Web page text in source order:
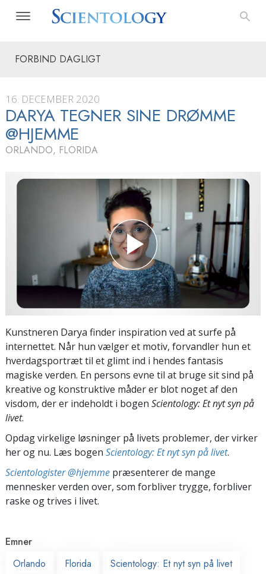
FORBIND DAGLIGT
16. DECEMBER 2020
DARYA TEGNER SINE DRØMME
@HJEMME
ORLANDO, FLORIDA
Kunstneren Darya finder inspiration ved at surfe på
internettet. Når hun vælger et motiv, forvandler hun et
hverdagsportræt til et glimt ind i hendes fantasis
magiske verden. En persons evne til at bruge sit sind på
kreative og konstruktive måder er blot noget af den
visdom, der er indeholdt i bogen Scientology: Et nyt syn på
livet.
Opdag virkelige løsninger på livets problemer, der virker
her og nu. Læs bogen Scientology: Et nyt syn på livet.
Scientologister @hjemme præsenterer de mange
mennesker verden over, som forbliver trygge, forbliver
raske og trives i livet.
Emner
Orlando
Florida Scientology: Et nyt syn på livet